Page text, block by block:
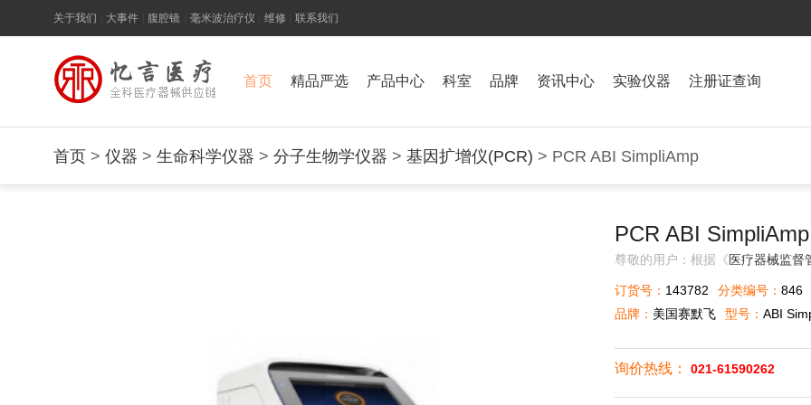
关于我们 大事件 腹腔镜 毫米波治疗仪 维修 联系我们
首页 精品严选 产品中心 科室 品牌 资讯中心 实验仪器 注册证查询
首页 > 仪器 > 生命科学仪器 > 分子生物学仪器 > 基因扩增仪(PCR) > PCR ABI SimpliAmp
PCR ABI SimpliAmp
尊敬的用户：根据《医疗器械监督
订货号： 143782 分类编号： 846
品牌： 美国赛默飞 型号： ABI
询价热线： 021-61590262